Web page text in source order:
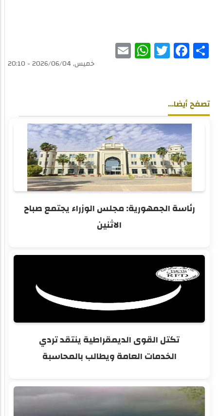
Share
Facebook
Twitter
WhatsApp
خميس, 2026/06/04 - 20:10
تصفح أيضا...
رئاسة الجمهورية: مجلس الوزراء يجتمع صباح
الاثنين
تكتل القوى الديمقراطية ينتقد تردي
الخدمات العامة ويطالب بالمحاسبة